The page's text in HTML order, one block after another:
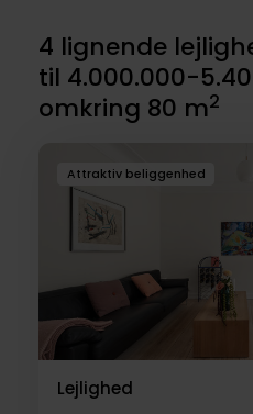
4 lignende
til 4.000.000-
omkring 80 m2
Attraktiv beliggenhed
Lejlighed